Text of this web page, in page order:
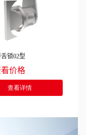
锁02型
价格
查看详情